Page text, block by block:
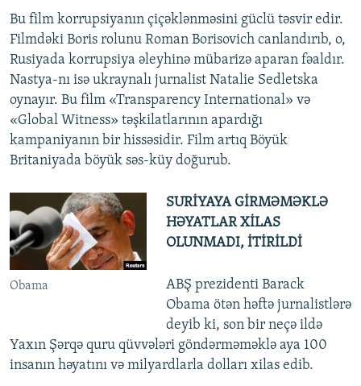
Bu film korrupsiyanın çiçəklənməsini güclü təsvir edir.
Filmdəki Boris rolunu Roman Borisovich canlandırıb, o,
Rusiyada korrupsiya əleyhinə mübarizə aparan fəaldır.
Nastya-nı isə ukraynalı jurnalist Natalie Sedletska
oynayır. Bu film «Transparency International» və
«Global Witness» təşkilatlarının apardığı
kampaniyanın bir hissəsidir. Film artıq Böyük
Britaniyada böyük səs-küy doğurub.
Obama
SURİYAYA GİRMƏMƏKLƏ
HƏYATLAR XİLAS
OLUNMADI, İTİRİLDİ
ABŞ prezidenti Barack
Obama ötən həftə jurnalistlərə
deyib ki, son bir neçə ildə
Yaxın Şərqə quru qüvvələri göndərməməklə aya 100
insanın həyatını və milyardlarla dolları xilas edib.